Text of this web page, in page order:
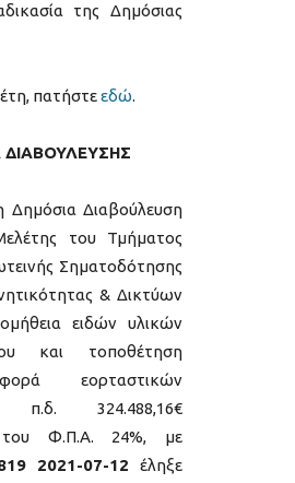
της Δημόσιας
πατήστεεδώ.
Δημόσια Διαβούλευση
του Τμήματος
Σηματοδότησης
& Δικτύων
ειδών υλικών
και τοποθέτηση
εορταστικών
π.δ. 324.488,16€
του Φ.Π.Α. 24%, με
2021-07-12 έληξε